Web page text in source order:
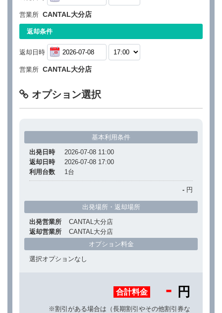
営業所 CANTAL大分店
返却条件
返却日時
営業所 CANTAL大分店
オプション選択
基本利用条件
出発日時
2026-07-08 11:00
返却日時
2026-07-08 17:00
利用台数
1台
- 円
出発場所・返却場所
出発営業所
CANTAL大分店
返却営業所
CANTAL大分店
オプション料金
選択オプションなし
合計料金 - 円
※割引がある場合は（長期割引やその他割引券な